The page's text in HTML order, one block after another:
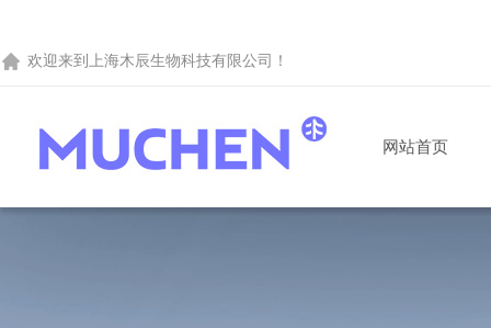
欢迎来到 上海木辰生物科技有限公司 ！
网站首页